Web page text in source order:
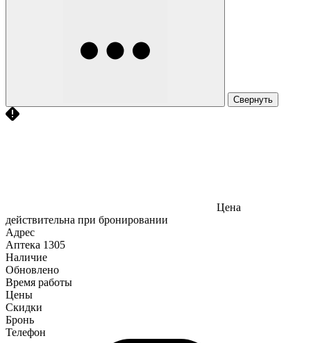
Свернуть
Цена
действительна при бронировании
Адрес
Аптека 1305
Наличие
Обновлено
Время работы
Цены
Скидки
Бронь
Телефон